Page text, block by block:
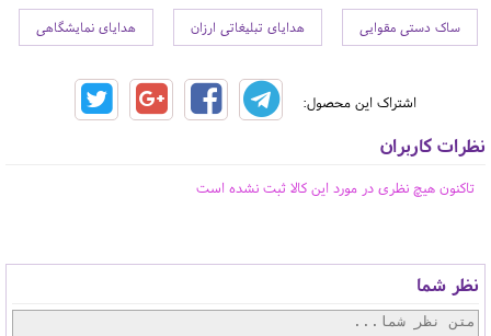
ساک دستی مقوایی هدایای تبلیغاتی ارزان هدایای نمایشگاهی
اشتراک این محصول:
نظرات کاربران
تاکنون هیچ نظری در مورد این کالا ثبت نشده است
نظر شما